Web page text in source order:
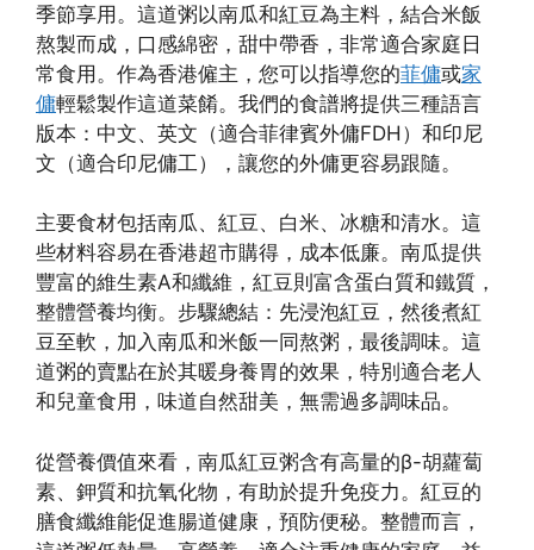
季節享用。這道粥以南瓜和紅豆為主料，結合米飯
熬製而成，口感綿密，甜中帶香，非常適合家庭日
常食用。作為香港僱主，您可以指導您的菲傭或家
傭輕鬆製作這道菜餚。我們的食譜將提供三種語言
版本：中文、英文（適合菲律賓外傭FDH）和印尼
文（適合印尼傭工），讓您的外傭更容易跟隨。
主要食材包括南瓜、紅豆、白米、冰糖和清水。這
些材料容易在香港超市購得，成本低廉。南瓜提供
豐富的維生素A和纖維，紅豆則富含蛋白質和鐵質，
整體營養均衡。步驟總結：先浸泡紅豆，然後煮紅
豆至軟，加入南瓜和米飯一同熬粥，最後調味。這
道粥的賣點在於其暖身養胃的效果，特別適合老人
和兒童食用，味道自然甜美，無需過多調味品。
從營養價值來看，南瓜紅豆粥含有高量的β-胡蘿蔔
素、鉀質和抗氧化物，有助於提升免疫力。紅豆的
膳食纖維能促進腸道健康，預防便秘。整體而言，